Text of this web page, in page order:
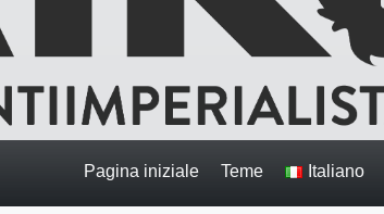
Pagina iniziale Teme Italiano